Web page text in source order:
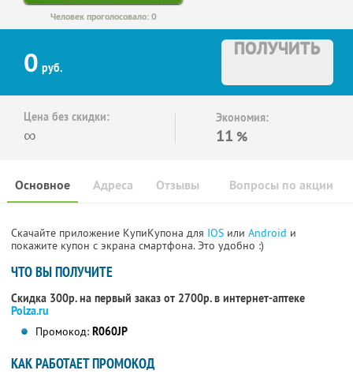
Человек проголосовало: 0
0 руб.
ПОЛУЧИТЬ
Цена без скидки:
∞
Экономия:
11 %
Основное Отзывы Вопросы по акции
Адреса
Скачайте приложение КупиКупона для IOS или Android и
покажите купон с экрана смартфона. Это удобно :)
ЧТО ВЫ ПОЛУЧИТЕ
Скидка 300р. на первый заказ от 2700р. в интернет-аптеке
Polza.ru
Промокод: R060JP
КАК РАБОТАЕТ ПРОМОКОД